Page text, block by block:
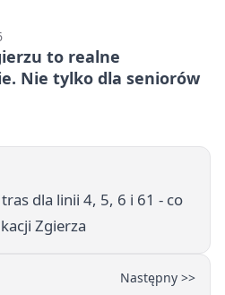
to realne
Nie tylko dla seniorów
dla linii 4, 5, 6 i 61 - co
Zgierza
Następny >>